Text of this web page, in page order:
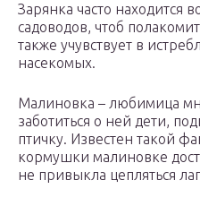
Зарянка часто находится
садоводов, чтоб
также учувствует в
насекомых.
Малиновка – любимица
заботиться о ней дети,
птичку. Известен такой
кормушки малиновке
не привыкла цепляться